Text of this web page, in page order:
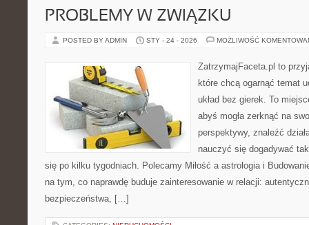
PROBLEMY W ZWIĄZKU
POSTED BY ADMIN STY - 24 - 2026 MOŻLIWOŚĆ
ZatrzymajFaceta.pl to
które chcą ogarnąć temat
układ bez gierek. To
abyś mogła zerknąć na
perspektywy, znaleźć
nauczyć się dogadywać
się po kilku tygodniach. Polecamy Miłość a astrologia i
na tym, co naprawdę buduje zainteresowanie w relacji:
bezpieczeństwa, […]